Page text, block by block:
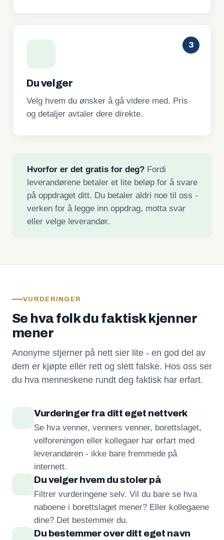
3
Du velger
Velg hvem du ønsker å gå videre med. Pris
og detaljer avtaler dere direkte.
Hvorfor er det gratis for deg?Fordi
leverandørene betaler et lite beløp for å svare
på oppdraget ditt. Du betaler aldri noe til oss -
verken for å legge inn oppdrag, motta svar
eller velge leverandør.
VURDERINGER
Se hva folk du faktisk kjenner
mener
Anonyme stjerner på nett sier lite - en god del av
dem er kjøpte eller rett og slett falske. Hos oss ser
du hva menneskene rundt deg faktisk har erfart.
Vurderinger fra ditt eget nettverk
Se hva venner, venners venner, borettslaget,
velforeningen eller kollegaer har erfart med
leverandøren - ikke bare fremmede på
internett.
Du velger hvem du stoler på
Filtrer vurderingene selv. Vil du bare se hva
naboene i borettslaget mener? Eller kollegaene
dine? Det bestemmer du.
Du bestemmer over ditt eget navn